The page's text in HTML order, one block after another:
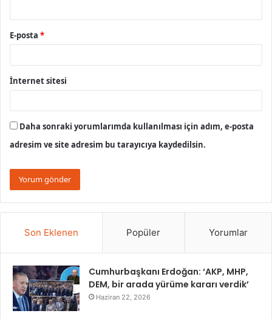
E-posta *
İnternet sitesi
Daha sonraki yorumlarımda kullanılması için adım, e-posta
adresim ve site adresim bu tarayıcıya kaydedilsin.
Son Eklenen Popüler Yorumlar
Cumhurbaşkanı Erdoğan: ‘AKP, MHP,
DEM, bir arada yürüme kararı verdik’
Haziran 22, 2026